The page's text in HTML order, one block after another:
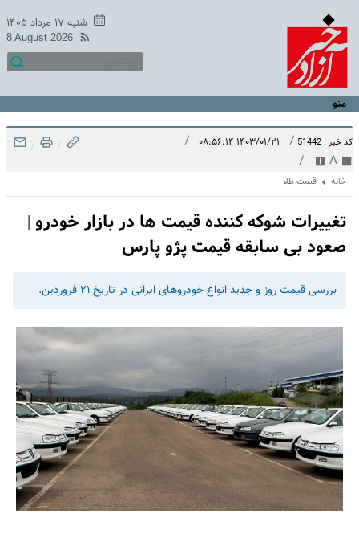
شنبه ۱۷ مرداد ۱۴۰۵
8 August 2026
منو
کد خبر : 51442 / ۱۴۰۳/۰۱/۲۱ ۰۸:۵۶:۱۴ /
A
/
/
/
خانه قیمت طلا
تغییرات شوکه کننده قیمت ها در بازار خودرو |
صعود بی سابقه قیمت پژو پارس
بررسی قیمت روز و جدید انواع خودروهای ایرانی در تاریخ ۲۱ فروردین.